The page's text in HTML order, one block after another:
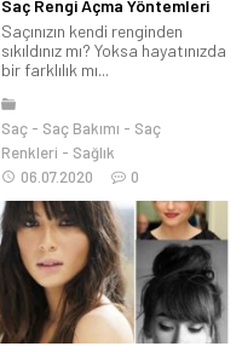
Saç Rengi Açma Yöntemleri
Saçınızın kendi renginden
sıkıldınız mı? Yoksa hayatınızda
bir farklılık mı...
Saç Saç Bakımı
Saç
Renkleri
Sağlık
06.07.2020
0